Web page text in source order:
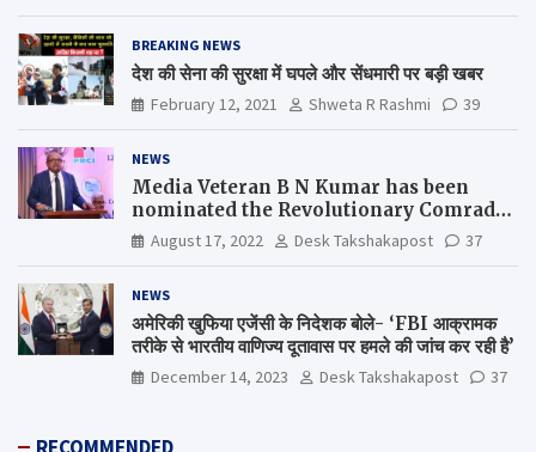
BREAKING NEWS
देश की सेना की सुरक्षा में घपले और सेंधमारी पर बड़ी खबर
February 12, 2021 Shweta R Rashmi 39
NEWS
Media Veteran B N Kumar has been
nominated the Revolutionary Comrade
Shiv Varma Media Award 2022-23
August 17, 2022 Desk Takshakapost 37
NEWS
अमेरिकी खुफिया एजेंसी के निदेशक बोले- ‘FBI आक्रामक
तरीके से भारतीय वाणिज्य दूतावास पर हमले की जांच कर रही है’
December 14, 2023 Desk Takshakapost 37